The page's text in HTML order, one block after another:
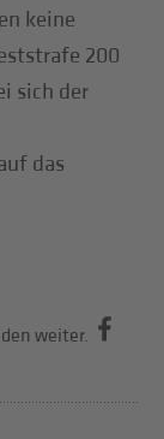
keine
200
sich der
das
weiter.